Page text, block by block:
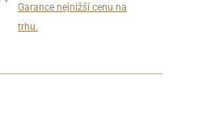
Garance nejnižší cenu na
trhu.